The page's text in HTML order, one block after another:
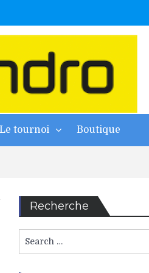
Le tournoi Boutique
Recherche
for: